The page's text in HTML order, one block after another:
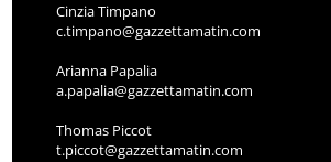
Cinzia Timpano
c.timpano@gazzettamatin.com
Arianna Papalia
a.papalia@gazzettamatin.com
Thomas Piccot
t.piccot@gazzettamatin.com